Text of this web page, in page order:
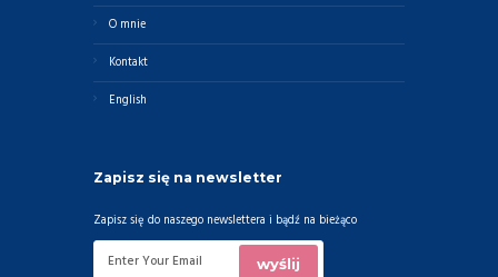
O mnie
Kontakt
English
Zapisz się na newsletter
Zapisz się do naszego newslettera i bądź na bieżąco